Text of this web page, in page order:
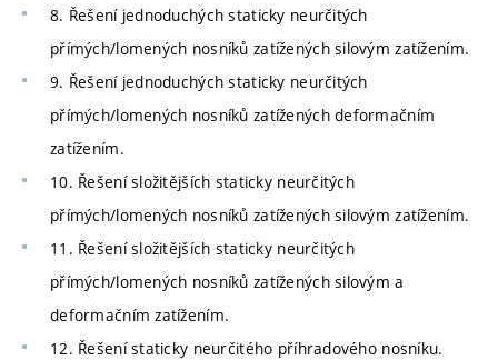
8. Řešení jednoduchých staticky neurčitých
přímých/lomených nosníků zatížených silovým zatížením.
9. Řešení jednoduchých staticky neurčitých
přímých/lomených nosníků zatížených deformačním
zatížením.
10. Řešení složitějších staticky neurčitých
přímých/lomených nosníků zatížených silovým zatížením.
11. Řešení složitějších staticky neurčitých
přímých/lomených nosníků zatížených silovým a
deformačním zatížením.
12. Řešení staticky neurčitého příhradového nosníku.